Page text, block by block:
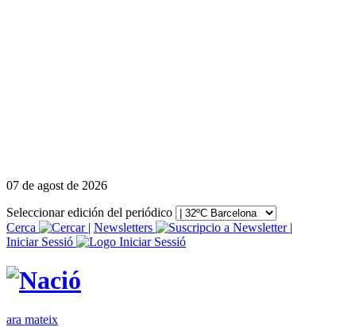
07 de agost de 2026
Seleccionar edición del periódico
Cerca
| Newsletters
|
Iniciar Sessió
ara mateix